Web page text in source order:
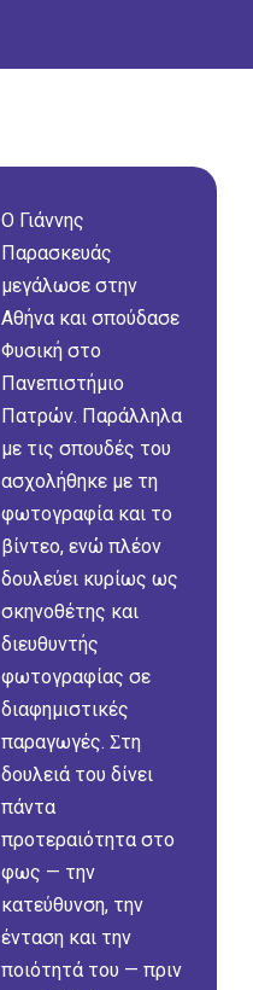
Ο Γιάννης
Παρασκευάς
µεγάλωσε στην
Αθήνα και σπούδασε
Φυσική στο
Πανεπιστήµιο
Πατρών. Παράλληλα
µε τις σπουδές του
ασχολήθηκε µε τη
φωτογραφία και το
βίντεο, ενώ πλέον
δουλεύει κυρίως ως
σκηνοθέτης και
διευθυντής
φωτογραφίας σε
διαφηµιστικές
παραγωγές. Ʃτη
δουλειά του δίνει
πάντα
προτεραιότητα στο
φως — την
κατεύθυνση, την
ένταση και την
ποιότητά του — πριν